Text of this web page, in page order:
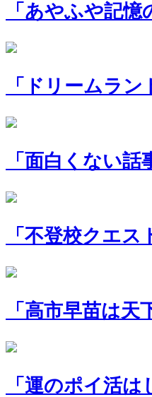
「あやふや記
「ドリームラン
「面白くない話
「不登校クエス
「高市早苗は
「運のポイ活